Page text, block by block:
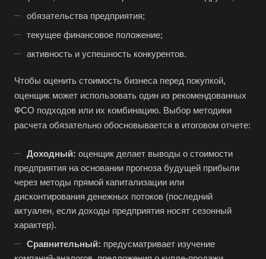
обязательства предприятия;
текущее финансовое положение;
активность и успешность конкурентов.
Чтобы оценить стоимость бизнеса перед покупкой,
оценщик может использовать один из рекомендованных
ФСО подходов или их комбинацию. Выбор методики
расчета обязательно обосновывается в итоговом отчете:
Доходный: оценщик делает выводы о стоимости
предприятия на основании прогноза будущей прибыли
через методы прямой капитализации или
дисконтирования денежных потоков (последний
актуален, если доходы предприятия носят сезонный
характер).
Сравнительный: предусматривает изучение
Выберите ваш город
Например:Люберцы
Абакан
Абинск
Азов